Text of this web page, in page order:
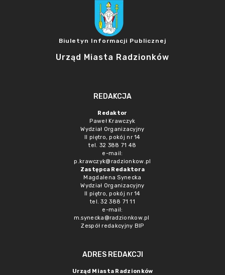
Biuletyn Informacji Publicznej
Urząd Miasta Radzionków
REDAKCJA
Redaktor
Paweł Krawczyk
Wydział Organizacyjny
II piętro, pokój nr 14
tel. 32 388 71 48
e-mail:
p.krawczyk@radzionkow.pl
Zastępca Redaktora
Magdalena Synecka
Wydział Organizacyjny
II piętro, pokój nr 14
tel. 32 388 71 11
e-mail:
m.synecka@radzionkow.pl
Zespół redakcyjny BIP
ADRES REDAKCJI
Urząd Miasta Radzionków